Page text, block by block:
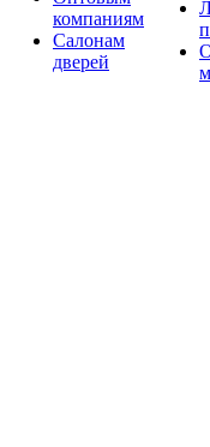
компаниям
Салонам
дверей